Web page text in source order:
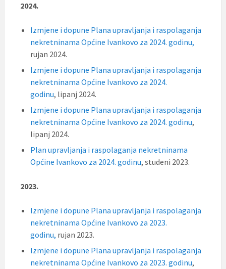
2024.
Izmjene i dopune Plana upravljanja i raspolaganja
nekretninama Općine Ivankovo za 2024. godinu,
rujan 2024.
Izmjene i dopune Plana upravljanja i raspolaganja
nekretninama Općine Ivankovo za 2024.
godinu, lipanj 2024.
Izmjene i dopune Plana upravljanja i raspolaganja
nekretninama Općine Ivankovo za 2024. godinu,
lipanj 2024.
Plan upravljanja i raspolaganja nekretninama
Općine Ivankovo za 2024. godinu, studeni 2023.
2023.
Izmjene i dopune Plana upravljanja i raspolaganja
nekretninama Općine Ivankovo za 2023.
godinu, rujan 2023.
Izmjene i dopune Plana upravljanja i raspolaganja
nekretninama Općine Ivankovo za 2023. godinu,